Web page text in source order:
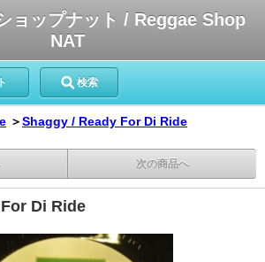
ョップナット / Reggae Shop
NAT
検索
＞Shaggy / Ready For Di Ride
次の商品へ
Di Ride